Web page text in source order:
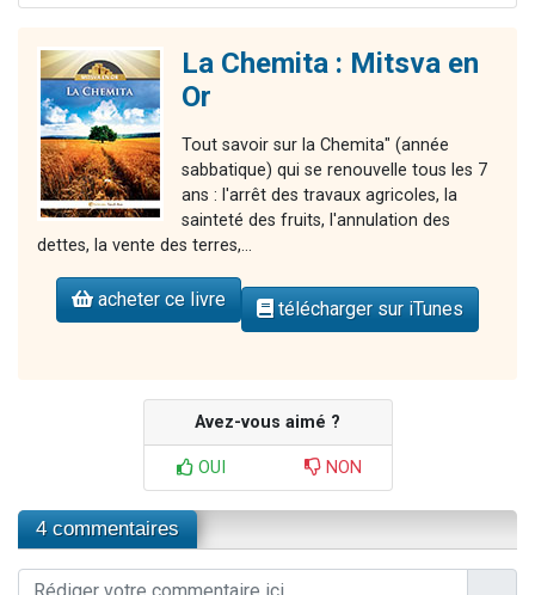
La Chemita : Mitsva en
Or
Tout savoir sur la Chemita" (année
sabbatique) qui se renouvelle tous les 7
ans : l'arrêt des travaux agricoles, la
sainteté des fruits, l'annulation des
dettes, la vente des terres,...
acheter ce livre télécharger sur iTunes
Avez-vous aimé ?
OUI NON
4 commentaires